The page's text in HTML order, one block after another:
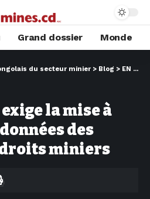
Grand dossier Monde
du secteur minier > Blog > EN CONTINU
exige la mise à
des
miniers